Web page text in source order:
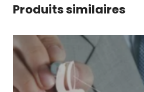
Produits similaires